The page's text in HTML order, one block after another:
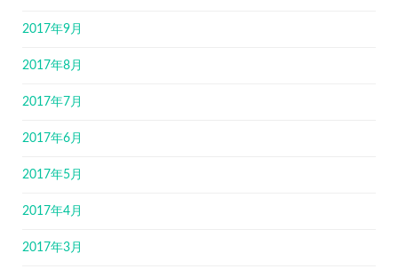
2017年9月
2017年8月
2017年7月
2017年6月
2017年5月
2017年4月
2017年3月